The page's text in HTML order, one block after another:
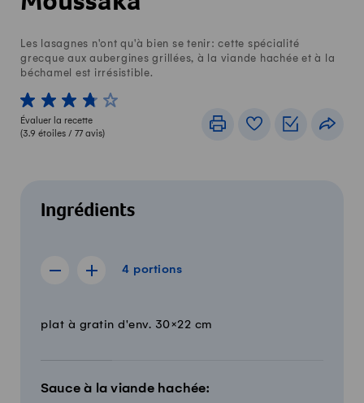
Les lasagnes n'ont qu'à bien se tenir: cette spécialité
grecque aux aubergines grillées, à la viande hachée et à la
béchamel est irrésistible.
1 von 5 étoiles
2 von 5 étoiles
3 von 5 étoiles
4 von 5 étoiles
5 von 5 étoiles
Évaluer la recette
(3.9 étoiles / 77 avis)
ImprimerLivre de recettes
Listes de
Ingrédients
4 portions
Afficher la recette de 3 portions
Afficher la recette de 5 portions
4 portions
QuantitéIngrédients
plat à gratin d'env. 30×22 cm
Sauce à la viande hachée: